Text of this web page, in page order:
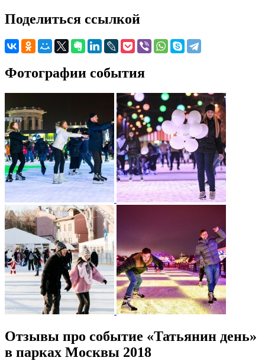
Поделиться ссылкой
Фотографии события
Отзывы про событие «Татьянин день»
в парках Москвы 2018